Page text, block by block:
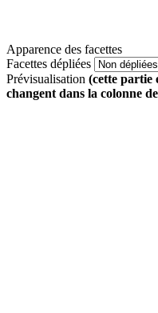
Apparence des facettes
Facettes dépliées
Prévisualisation (cette partie
changent dans la colonne